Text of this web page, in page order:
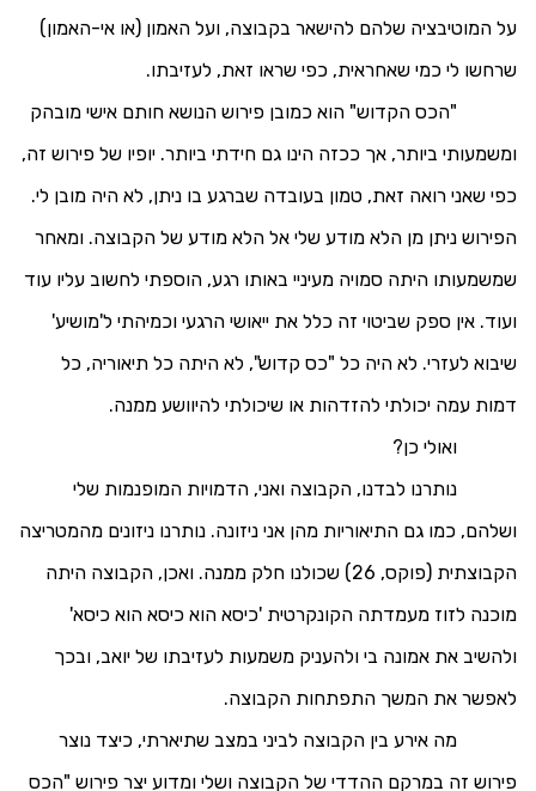
על המוטיבציה שלהם להישאר בקבוצה, ועל האמון (או אי-האמון)
שרחשו לי כמי שאחראית, כפי שראו זאת, לעזיבתו.
"הכס הקדוש" הוא כמובן פירוש הנושא חותם אישי מובהק
ומשמעותי ביותר, אך ככזה הינו גם חידתי ביותר. יופיו של פירוש זה,
כפי שאני רואה זאת, טמון בעובדה שברגע בו ניתן, לא היה מובן לי.
הפירוש ניתן מן הלא מודע שלי אל הלא מודע של הקבוצה. ומאחר
שמשמעותו היתה סמויה מעיניי באותו רגע, הוספתי לחשוב עליו עוד
ועוד. אין ספק שביטוי זה כלל את ייאושי הרגעי וכמיהתי ל'מושיע'
שיבוא לעזרי. לא היה כל "כס קדוש", לא היתה כל תיאוריה, כל
דמות עמה יכולתי להזדהות או שיכולתי להיוושע ממנה.
ואולי כן?
נותרנו לבדנו, הקבוצה ואני, הדמויות המופנמות שלי
ושלהם, כמו גם התיאוריות מהן אני ניזונה. נותרנו ניזונים מהמטריצה
הקבוצתית (פוקס, 26) שכולנו חלק ממנה. ואכן, הקבוצה היתה
מוכנה לזוז מעמדתה הקונקרטית 'כיסא הוא כיסא הוא כיסא'
ולהשיב את אמונה בי ולהעניק משמעות לעזיבתו של יואב, ובכך
לאפשר את המשך התפתחות הקבוצה.
מה אירע בין הקבוצה לביני במצב שתיארתי, כיצד נוצר
פירוש זה במרקם ההדדי של הקבוצה ושלי ומדוע יצר פירוש "הכס